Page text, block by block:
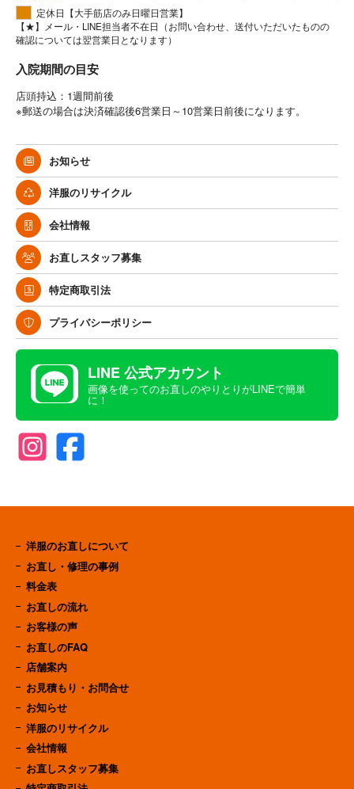
定休日【大手筋店のみ日曜日営業】
【★】メール・LINE担当者不在日（お問い合わせ、送付いただいたものの
確認については翌営業日となります）
入院期間の目安
店頭持込：1週間前後
※郵送の場合は決済確認後6営業日～10営業日前後になります。
お知らせ
洋服のリサイクル
会社情報
お直しスタッフ募集
特定商取引法
プライバシーポリシー
LINE 公式アカウント
画像を使ってのお直しのやりとりがLINEで簡単
に！
洋服のお直しについて
お直し・修理の事例
料金表
お直しの流れ
お客様の声
お直しのFAQ
店舗案内
お見積もり・お問合せ
お知らせ
洋服のリサイクル
会社情報
お直しスタッフ募集